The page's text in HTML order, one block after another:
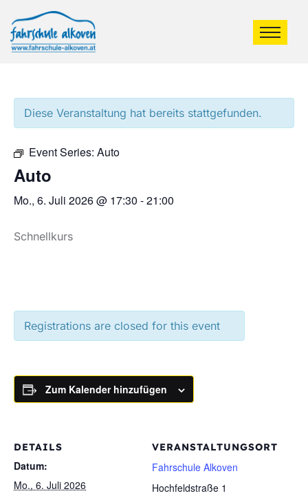
Diese Veranstaltung hat bereits stattgefunden.
Event Series: Auto
Auto
Mo., 6. Juli 2026 @ 17:30 -21:00
Schnellkurs
Registrations are closed for this event
Zum Kalender hinzufügen
DETAILS
Datum:
Mo., 6. Juli 2026
VERANSTALTUNGSORT
Fahrschule Alkoven
Hochfeldstraße 1